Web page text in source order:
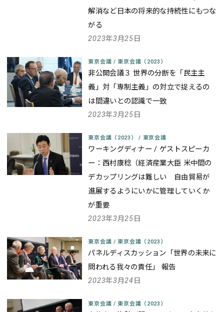
解消など日本の将来的な持続性にもつな
がる
2023年3月25日
東京会議 / 東京会議（2023）
非公開会議３ 世界の分断を「民主主
義」対「専制主義」の対立で捉えるの
は間違いとの認識で一致
2023年3月25日
東京会議（2023）/ 東京会議
ワーキングディナー / ゲストスピーカ
ー：西村康稔（経済産業大臣 米中間の
デカップリングは難しい 自由貿易が
進展するようにいかに管理していくか
が重要
2023年3月25日
東京会議 / 東京会議（2023）
パネルディスカッション「世界の未来に
問われる我々の責任」 報告
2023年3月24日
東京会議 / 東京会議（2023）